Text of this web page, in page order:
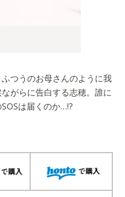
つうのお母さんのように我
がらに告白する志穂。誰に
は届くのか…!?